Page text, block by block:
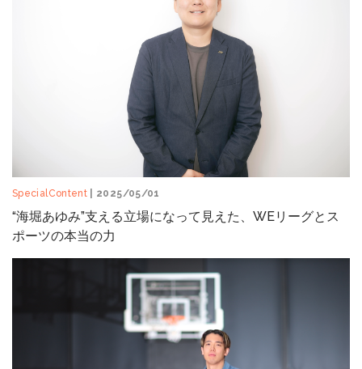
SpecialContent | 2025/05/01
“海堀あゆみ”支える立場になって見えた、WEリーグとス
ポーツの本当の力